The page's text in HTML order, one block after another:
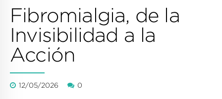
Fibromialgia, de la
Invisibilidad a la
Acción
12/05/2026 0